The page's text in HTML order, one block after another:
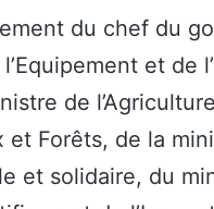
du chef du
et de
de
Forêts, de la
et solidaire, du